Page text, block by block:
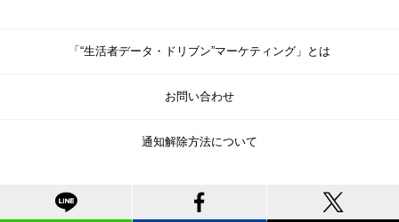
「“生活者データ・ドリブン”マーケティング」とは
お問い合わせ
通知解除方法について
© Copyright Hakuhodo DY Holdings Inc. All rights reserved.